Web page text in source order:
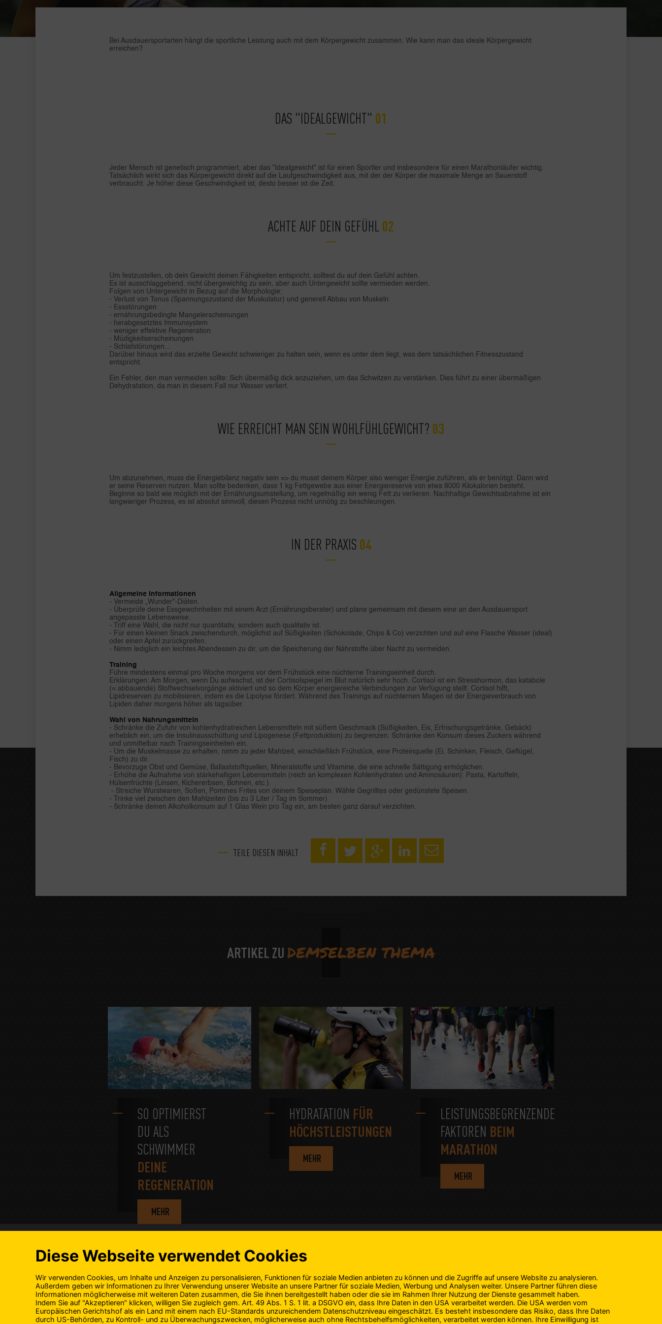
Bei Ausdauersportarten hängt die sportliche Leistung auch mit dem Körpergewicht zusammen. Wie kann man das ideale Körpergewicht
erreichen?
DAS "IDEALGEWICHT"
Jeder Mensch ist genetisch programmiert, aber das "Idealgewicht" ist für einen Sportler und insbesondere für einen Marathonläufer wichtig.
Tatsächlich wirkt sich das Körpergewicht direkt auf die Laufgeschwindigkeit aus, mit der der Körper die maximale Menge an Sauerstoff
verbraucht. Je höher diese Geschwindigkeit ist, desto besser ist die Zeit.
ACHTE AUF DEIN GEFÜHL
Um festzustellen, ob dein Gewicht deinen Fähigkeiten entspricht, solltest du auf dein Gefühl achten.
Es ist ausschlaggebend, nicht übergewichtig zu sein, aber auch Untergewicht sollte vermieden werden.
Folgen von Untergewicht in Bezug auf die Morphologie:
- Verlust von Tonus (Spannungszustand der Muskulatur) und generell Abbau von Muskeln
- Essstörungen
- ernährungsbedingte Mangelerscheinungen
- herabgesetztes Immunsystem
- weniger effektive Regeneration
- Müdigkeitserscheinungen
- Schlafstörungen...
Darüber hinaus wird das erzielte Gewicht schwieriger zu halten sein, wenn es unter dem liegt, was dem tatsächlichen Fitnesszustand
entspricht.
Ein Fehler, den man vermeiden sollte: Sich übermäßig dick anzuziehen, um das Schwitzen zu verstärken. Dies führt zu einer übermäßigen
Dehydratation, da man in diesem Fall nur Wasser verliert.
WIE ERREICHT MAN SEIN WOHLFÜHLGEWICHT?
Um abzunehmen, muss die Energiebilanz negativ sein => du musst deinem Körper also weniger Energie zuführen, als er benötigt. Dann wird
er seine Reserven nutzen. Man sollte bedenken, dass 1 kg Fettgewebe aus einer Energiereserve von etwa 8000 Kilokalorien besteht.
Beginne so bald wie möglich mit der Ernährungsumstellung, um regelmäßig ein wenig Fett zu verlieren. Nachhaltige Gewichtsabnahme ist ein
langwieriger Prozess, es ist absolut sinnvoll, diesen Prozess nicht unnötig zu beschleunigen.
IN DER PRAXIS
Allgemeine Informationen
- Vermeide „Wunder"-Diäten.
- Überprüfe deine Essgewohnheiten mit einem Arzt (Ernährungsberater) und plane gemeinsam mit diesem eine an den Ausdauersport
angepasste Lebensweise.
- Triff eine Wahl, die nicht nur quantitativ, sondern auch qualitativ ist.
- Für einen kleinen Snack zwischendurch, möglichst auf Süßigkeiten (Schokolade, Chips & Co) verzichten und auf eine Flasche Wasser (ideal)
oder einen Apfel zurückgreifen.
- Nimm lediglich ein leichtes Abendessen zu dir, um die Speicherung der Nährstoffe über Nacht zu vermeiden.
Training
Führe mindestens einmal pro Woche morgens vor dem Frühstück eine nüchterne Trainingseinheit durch.
Erklärungen: Am Morgen, wenn Du aufwachst, ist der Cortisolspiegel im Blut natürlich sehr hoch. Cortisol ist ein Stresshormon, das katabole
(= abbauende) Stoffwechselvorgänge aktiviert und so dem Körper energiereiche Verbindungen zur Verfügung stellt. Cortisol hilft,
Lipidreserven zu mobilisieren, indem es die Lipolyse fördert. Während des Trainings auf nüchternen Magen ist der Energieverbrauch von
Lipiden daher morgens höher als tagsüber.
Wahl von Nahrungsmitteln
- Schränke die Zufuhr von kohlenhydratreichen Lebensmitteln mit süßem Geschmack (Süßigkeiten, Eis, Erfrischungsgetränke, Gebäck)
erheblich ein, um die Insulinausschüttung und Lipogenese (Fettproduktion) zu begrenzen. Schränke den Konsum dieses Zuckers während
und unmittelbar nach Trainingseinheiten ein.
- Um die Muskelmasse zu erhalten, nimm zu jeder Mahlzeit, einschließlich Frühstück, eine Proteinquelle (Ei, Schinken, Fleisch, Geflügel,
Fisch) zu dir.
- Bevorzuge Obst und Gemüse, Ballaststoffquellen, Mineralstoffe und Vitamine, die eine schnelle Sättigung ermöglichen.
- Erhöhe die Aufnahme von stärkehaltigen Lebensmitteln (reich an komplexen Kohlenhydraten und Aminosäuren): Pasta, Kartoffeln,
Hülsenfrüchte (Linsen, Kichererbsen, Bohnen, etc.).
- Streiche Wurstwaren, Soßen, Pommes Frites von deinem Speiseplan. Wähle Gegrilltes oder gedünstete Speisen.
- Trinke viel zwischen den Mahlzeiten (bis zu 3 Liter / Tag im Sommer)
- Schränke deinen Alkoholkonsum auf 1 Glas Wein pro Tag ein, am besten ganz darauf verzichten.
TEILE DIESEN INHALT
ARTIKEL ZU DEMSELBEN THEMA
SO OPTIMIERST
DU ALS
SCHWIMMER
DEINE
REGENERATION
MEHR
HYDRATATION FÜR
HÖCHSTLEISTUNGEN
MEHR
LEISTUNGSBEGRENZENDE
FAKTOREN BEIM
MARATHON
MEHR
ÜBER UNS
Geschichte
Engagement
PRODUKTE
Alle Produkte
RATGEBER
Mein Programm
Glossar
KONTAKT
Kontakt
DATENSCHUTZ
Datenschutz
IMPRESSUM
Impressum